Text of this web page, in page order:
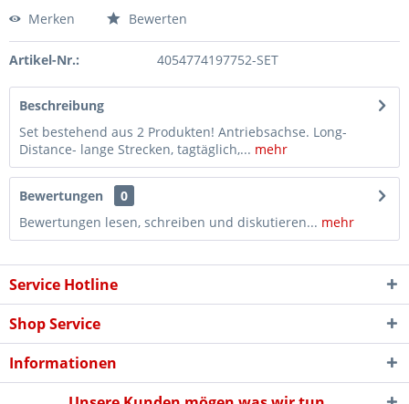
Merken Bewerten
Artikel-Nr.: 4054774197752-SET
Beschreibung
Set bestehend aus 2 Produkten! Antriebsachse. Long-
Distance- lange Strecken, tagtäglich,... mehr
Bewertungen
0
Bewertungen lesen, schreiben und diskutieren... mehr
Service Hotline
Shop Service
Informationen